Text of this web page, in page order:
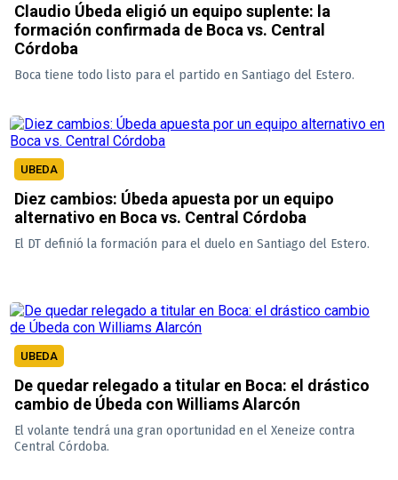
Claudio Úbeda eligió un equipo suplente: la
formación confirmada de Boca vs. Central
Córdoba
Boca tiene todo listo para el partido en Santiago del Estero.
UBEDA
Diez cambios: Úbeda apuesta por un equipo
alternativo en Boca vs. Central Córdoba
El DT definió la formación para el duelo en Santiago del Estero.
UBEDA
De quedar relegado a titular en Boca: el drástico
cambio de Úbeda con Williams Alarcón
El volante tendrá una gran oportunidad en el Xeneize contra
Central Córdoba.